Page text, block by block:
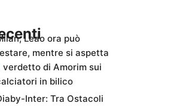
Leao ora può
mentre si aspetta
verdetto di Amorim sui
in bilico
Inter: Tra Ostacoli